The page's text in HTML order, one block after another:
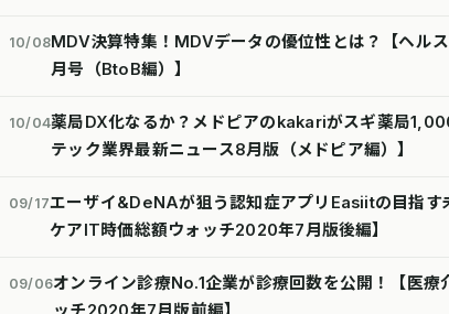
10/08MDV決算特集！MDVデータの優位性とは？【ヘル
月号（BtoB編）】
10/04薬局DX化なるか？メドピアのkakariがスギ薬局
テック業界最新ニュース8月版（メドピア編）】
09/17エーザイ&DeNAが狙う認知症アプリEasiitの目指す
ケアIT時価総額ウォッチ2020年7月版後編】
09/06オンライン診療No.1企業が診療回数を公開！【医